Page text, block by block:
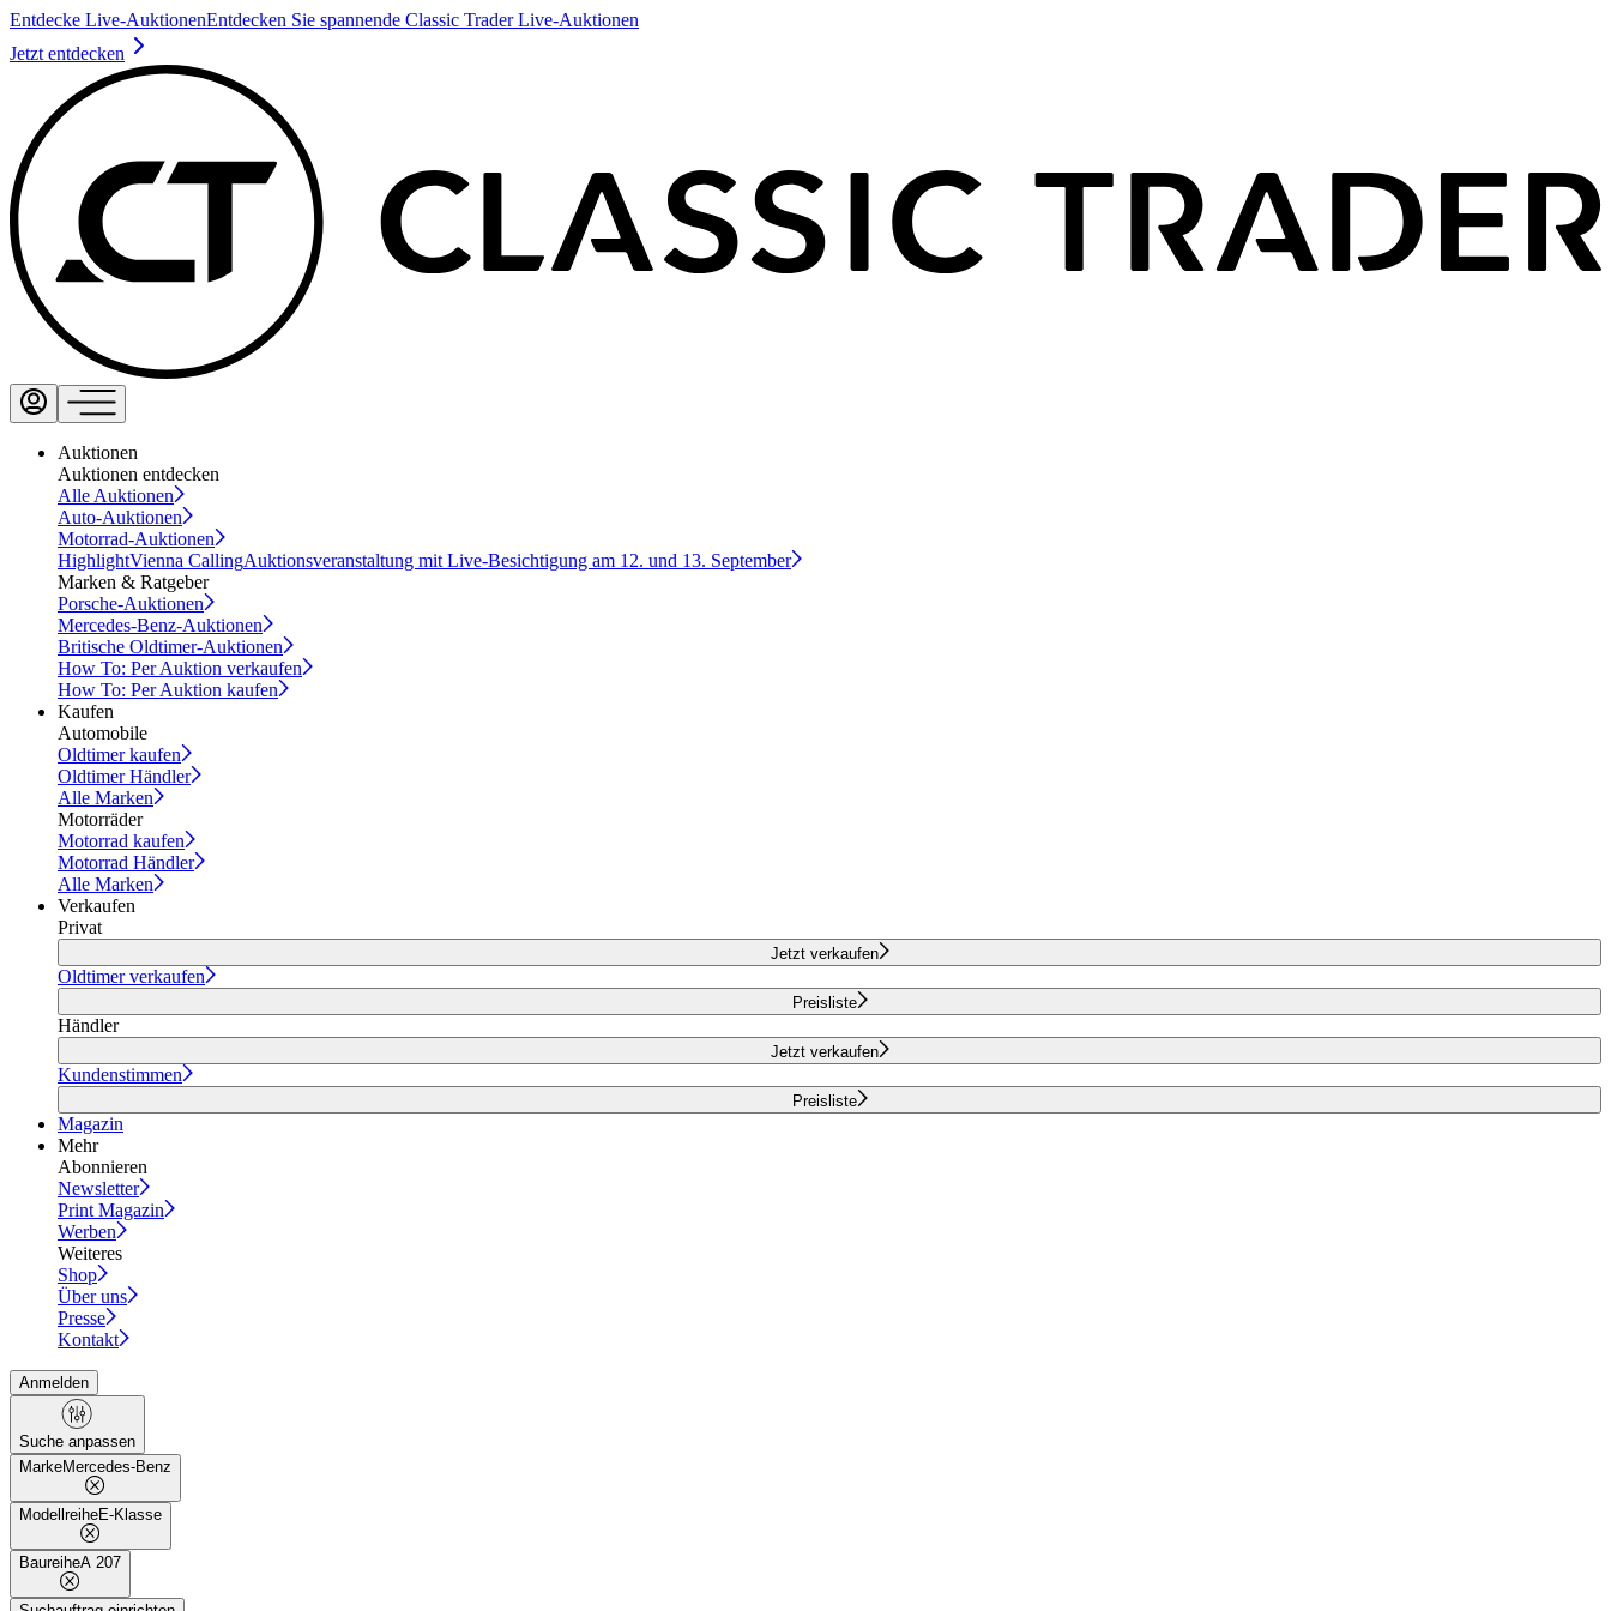
Entdecke Live-AuktionenEntdecken Sie spannende Classic Trader Live-Auktionen
Jetzt entdecken
Auktionen
Auktionen entdecken
Alle Auktionen
Auto-Auktionen
Motorrad-Auktionen
HighlightVienna CallingAuktionsveranstaltung mit Live-Besichtigung am 12. und 13. September
Marken & Ratgeber
Porsche-Auktionen
Mercedes-Benz-Auktionen
Britische Oldtimer-Auktionen
How To: Per Auktion verkaufen
How To: Per Auktion kaufen
Kaufen
Automobile
Oldtimer kaufen
Oldtimer Händler
Alle Marken
Motorräder
Motorrad kaufen
Motorrad Händler
Alle Marken
Verkaufen
Privat
Jetzt verkaufen
Oldtimer verkaufen
Preisliste
Händler
Jetzt verkaufen
Kundenstimmen
Preisliste
Magazin
Mehr
Abonnieren
Newsletter
Print Magazin
Werben
Weiteres
Shop
Über uns
Presse
Kontakt
Anmelden
Suche anpassen
MarkeMercedes-Benz
ModellreiheE-Klasse
BaureiheA 207